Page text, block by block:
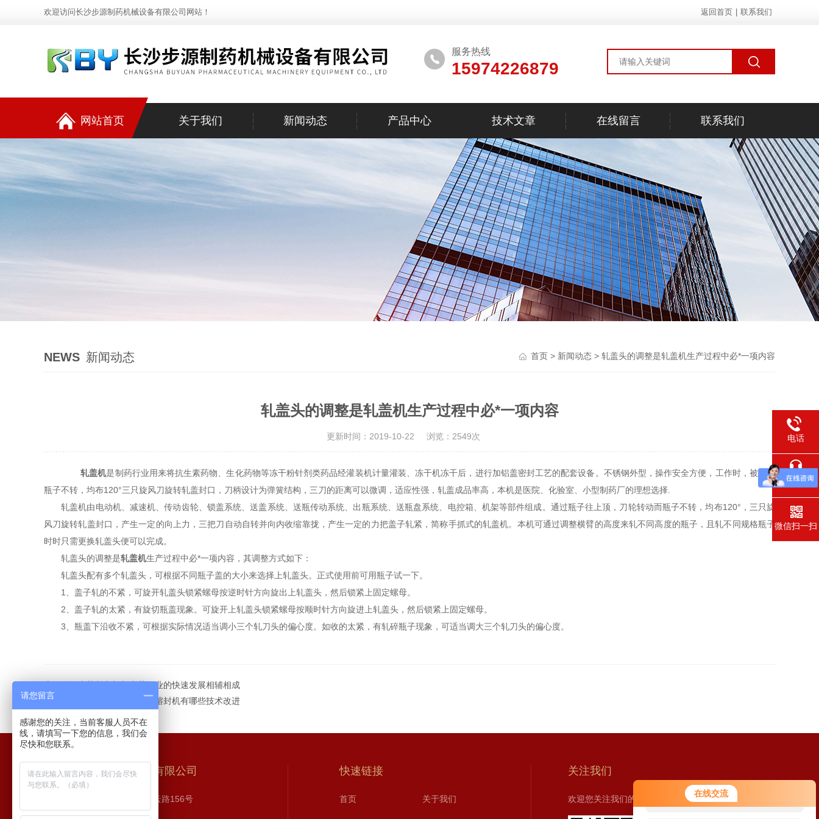
在线交流
您好！欢迎前来咨询，很高兴为您
服务，请问您要咨询什么问题呢？
欢迎访问长沙步源制药机械设备有限公司网站！ 返回首页 联系我们
服务热线
15974226879
网站首页 关于我们 新闻动态 产品中心 技术文章 在线留言 联系我们
NEWS 新闻动态 首页 > 新闻动态 > 轧盖头的调整是轧盖机生产过程中必*一项内容
轧盖头的调整是轧盖机生产过程中必*一项内容
更新时间：2019-10-22 浏览：2549次
轧盖机是制药行业用来将抗生素药物、生化药物等冻干粉针剂类药品经灌装机计量灌装、冻干机冻干后，进行加铝盖密封工艺的配套设备。不锈钢外型，操作安全方便，工作时，被轧盖
瓶子不转，均布120°三只旋风刀旋转轧盖封口，刀柄设计为弹簧结构，三刀的距离可以微调，适应性强，轧盖成品率高，本机是医院、化验室、小型制药厂的理想选择.
轧盖机由电动机、减速机、传动齿轮、锁盖系统、送盖系统、送瓶传动系统、出瓶系统、送瓶盘系统、电控箱、机架等部件组成。通过瓶子往上顶，刀轮转动而瓶子不转，均布120°，三只旋
风刀旋转轧盖封口，产生一定的向上力，三把刀自动自转并向内收缩靠拢，产生一定的力把盖子轧紧，简称手抓式的轧盖机。本机可通过调整横臂的高度来轧不同高度的瓶子，且轧不同规格瓶子
时时只需更换轧盖头便可以完成。
轧盖头的调整是轧盖机生产过程中必*一项内容，其调整方式如下：
轧盖头配有多个轧盖头，可根据不同瓶子盖的大小来选择上轧盖头。正式使用前可用瓶子试一下。
1、盖子轧的不紧，可旋开轧盖头锁紧螺母按逆时针方向旋出上轧盖头，然后锁紧上固定螺母。
2、盖子轧的太紧，有旋切瓶盖现象。可旋开上轧盖头锁紧螺母按顺时针方向旋进上轧盖头，然后锁紧上固定螺母。
3、瓶盖下沿收不紧，可根据实际情况适当调小三个轧刀头的偏心度。如收的太紧，有轧碎瓶子现象，可适当调大三个轧刀头的偏心度。
中药制丸机与中药行业的快速发展相辅相成
下一篇：
安瓿熔封机较之传统熔封机有哪些技术改进
长沙步源制药机械设备有限公司
地址：长沙市 高新区 麓云路156号
快速链接
首页 关于我们
关注我们
欢迎您关注我们的微信公众号了解更多信息：
电话
在线交流
微信扫一扫
请您留言
感谢您的关注，当前客服人员不在
线，请填写一下您的信息，我们会
尽快和您联系。